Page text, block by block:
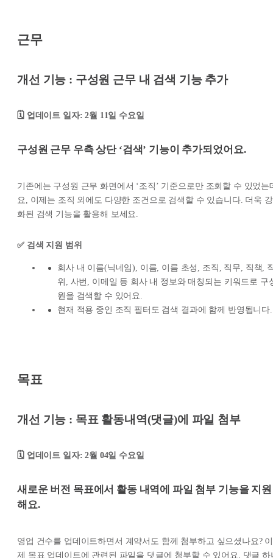
근무
개선 기능 : 구성원 근무 내 검색 기능 추가
🗓️ 업데이트 일자: 2월 11일 수요일
구성원 근무 우측 상단 ‘검색’ 기능이 추가되었어요.
기존에는 구성원 근무 화면에서 ‘조직’ 기준으로만 조회할 수 있었는
요, 이제는 조직 외에도 다양한 조건으로 검색할 수 있습니다. 더욱 강
화된 검색 기능을 활용해 보세요.
✅ 검색 지원 범위
회사 내 이름(닉네임), 이름, 이름 초성, 조직, 직무, 직책,
위, 사번, 이메일 등 회사 내 정보와 매칭되는 키워드로 구
원을 검색할 수 있어요.
현재 적용 중인 조직 필터도 검색 결과에 함께 반영됩니다.
목표
개선 기능 : 목표 활동내역(댓글)에 파일 첨부
🗓️ 업데이트 일자: 2월 04일 수요일
새로운 버전 목표에서 활동 내역에 파일 첨부 기능을 지원
해요.
영업 건수를 업데이트하면서 계약서도 함께 첨부하고 싶으셨나요? 이
제 목표 업데이트에 관련된 파일을 댓글에 첨부할 수 있어요. 댓글 하